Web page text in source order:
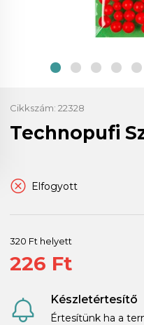
Cikkszám: 22328
Technopufi
Elfogyott
320 Ft helyett
226 Ft
Készletértesítő
Értesítünk ha a